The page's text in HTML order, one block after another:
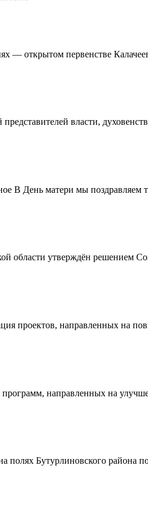
открытом первенстве
власти,
В День матери мы поздравляем
области утверждён решением
проектов, направленных на
направленных на
Бутурлиновского района